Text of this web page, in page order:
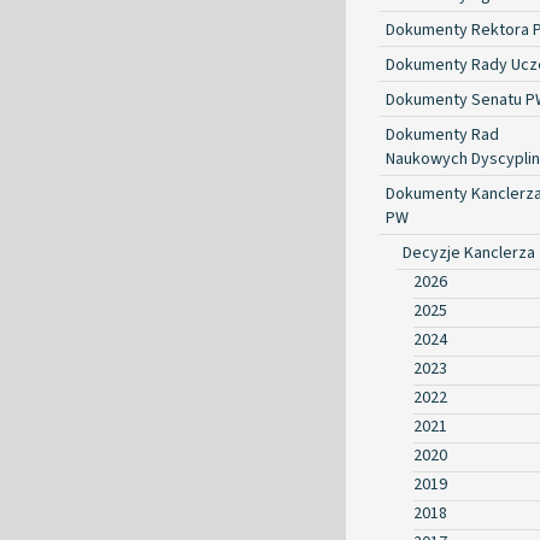
Dokumenty Rektora
Dokumenty Rady
Dokumenty Senatu
Dokumenty Rad
Naukowych Dyscyplin
Dokumenty Kanclerza
PW
Decyzje Kanclerza
2026
2025
2024
2023
2022
2021
2020
2019
2018